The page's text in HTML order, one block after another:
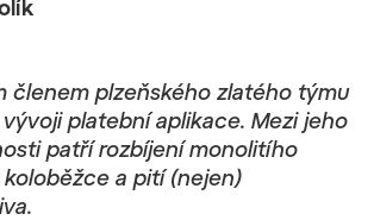
členem plzeňského zlatého týmu
platební aplikace. Mezi jeho
patří rozbíjení monolitího
koloběžce a pití (nejen)